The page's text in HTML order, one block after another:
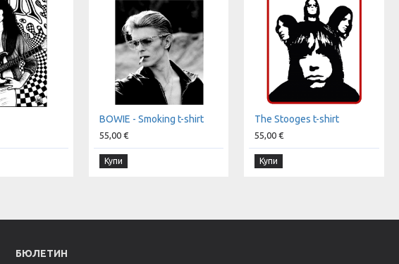
BOWIE - Smoking t-shirt
55,00 €
Купи
The Stooges t-shirt
55,00 €
Купи
БЮЛЕТИН